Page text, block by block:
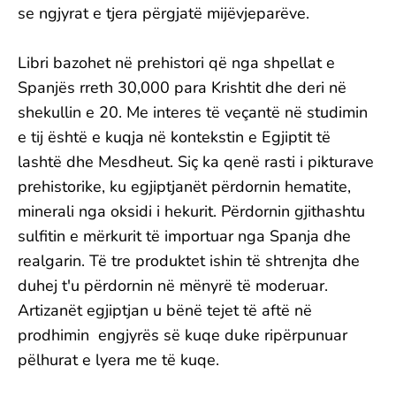
se ngjyrat e tjera përgjatë mijëvjeparëve.
Libri bazohet në prehistori që nga shpellat e
Spanjës rreth 30,000 para Krishtit dhe deri në
shekullin e 20. Me interes të veçantë në studimin
e tij është e kuqja në kontekstin e Egjiptit të
lashtë dhe Mesdheut. Siç ka qenë rasti i pikturave
prehistorike, ku egjiptjanët përdornin hematite,
minerali nga oksidi i hekurit. Përdornin gjithashtu
sulfitin e mërkurit të importuar nga Spanja dhe
realgarin. Të tre produktet ishin të shtrenjta dhe
duhej t'u përdornin në mënyrë të moderuar.
Artizanët egjiptjan u bënë tejet të aftë në
prodhimin engjyrës së kuqe duke ripërpunuar
pëlhurat e lyera me të kuqe.